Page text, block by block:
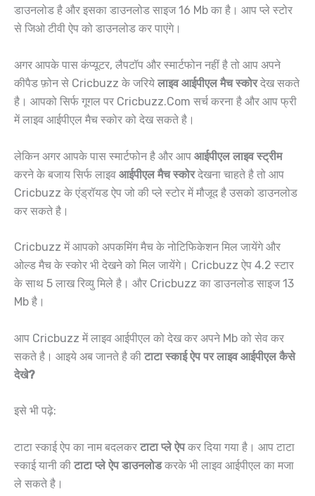
डाउनलोड है और इसका डाउनलोड साइज 16 Mb का है। आप प्ले स्टोर
से जिओ टीवी ऐप को डाउनलोड कर पाएंगे।
अगर आपके पास कंप्यूटर, लैपटॉप और स्मार्टफोन नहीं है तो आप अपने
कीपैड फ़ोन से Cricbuzz के जरिये लाइव आईपीएल मैच स्कोरदेख सकते
है। आपको सिर्फ गूगल पर Cricbuzz.Com सर्च करना है और आप फ्री
में लाइव आईपीएल मैच स्कोर को देख सकते है।
लेकिन अगर आपके पास स्मार्टफोन है और आप आईपीएल लाइव स्ट्रीम
करने के बजाय सिर्फ लाइव आईपीएल मैच स्कोरदेखना चाहते है तो आप
Cricbuzz के एंड्रॉयड ऐप जो की प्ले स्टोर में मौजूद है उसको डाउनलोड
कर सकते है।
Cricbuzz में आपको अपकमिंग मैच के नोटिफिकेशन मिल जायेंगे और
ओल्ड मैच के स्कोर भी देखने को मिल जायेंगे। Cricbuzz ऐप 4.2 स्टार
के साथ 5 लाख रिव्यु मिले है। और Cricbuzz का डाउनलोड साइज 13
Mb है।
आप Cricbuzz में लाइव आईपीएल को देख कर अपने Mb को सेव कर
सकते है। आइये अब जानते है की टाटा स्काई ऐप पर लाइव आईपीएल कैसे
देखे?
इसे भी पढ़े:
टाटा स्काई ऐप का नाम बदलकर टाटा प्ले ऐपकर दिया गया है। आप टाटा
स्काई यानी की टाटा प्ले ऐप डाउनलोडकरके भी लाइव आईपीएल का मजा
ले सकते है।